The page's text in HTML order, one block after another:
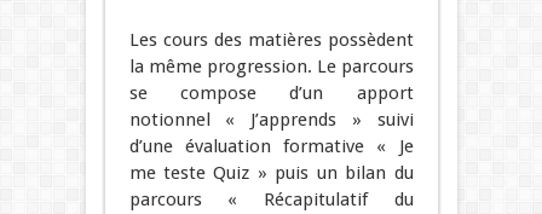
Les cours des matières possèdent
la même progression. Le parcours
se compose d’un apport
notionnel « J’apprends » suivi
d’une évaluation formative « Je
me teste Quiz » puis un bilan du
parcours « Récapitulatif du